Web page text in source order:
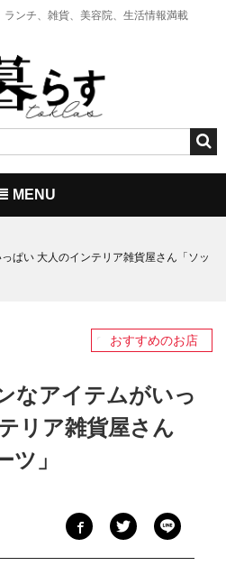
ランチ、雑貨、美容院、生活情報満載
MENU
ぱい 大人のインテリア雑貨屋さん「ソッ
おすすめのお店
なアイテムがいっ
リア雑貨屋さん
ツ」